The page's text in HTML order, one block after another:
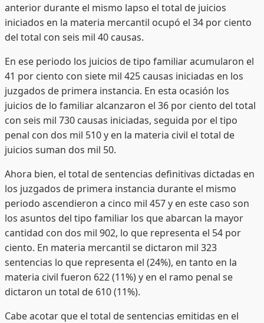
anterior durante el mismo lapso el total de juicios
iniciados en la materia mercantil ocupó el 34 por ciento
del total con seis mil 40 causas.
En ese periodo los juicios de tipo familiar acumularon el
41 por ciento con siete mil 425 causas iniciadas en los
juzgados de primera instancia. En esta ocasión los
juicios de lo familiar alcanzaron el 36 por ciento del total
con seis mil 730 causas iniciadas, seguida por el tipo
penal con dos mil 510 y en la materia civil el total de
juicios suman dos mil 50.
Ahora bien, el total de sentencias definitivas dictadas en
los juzgados de primera instancia durante el mismo
periodo ascendieron a cinco mil 457 y en este caso son
los asuntos del tipo familiar los que abarcan la mayor
cantidad con dos mil 902, lo que representa el 54 por
ciento. En materia mercantil se dictaron mil 323
sentencias lo que representa el (24%), en tanto en la
materia civil fueron 622 (11%) y en el ramo penal se
dictaron un total de 610 (11%).
Cabe acotar que el total de sentencias emitidas en el